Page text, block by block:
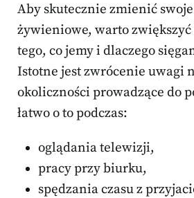
Aby skutecznie zmienić
żywieniowe, warto zwiększyć
tego, co jemy i dlaczego
Istotne jest zwrócenie uwagi
okoliczności prowadzące do
łatwo o to podczas:
oglądania telewizji,
pracy przy biurku,
spędzania czasu z